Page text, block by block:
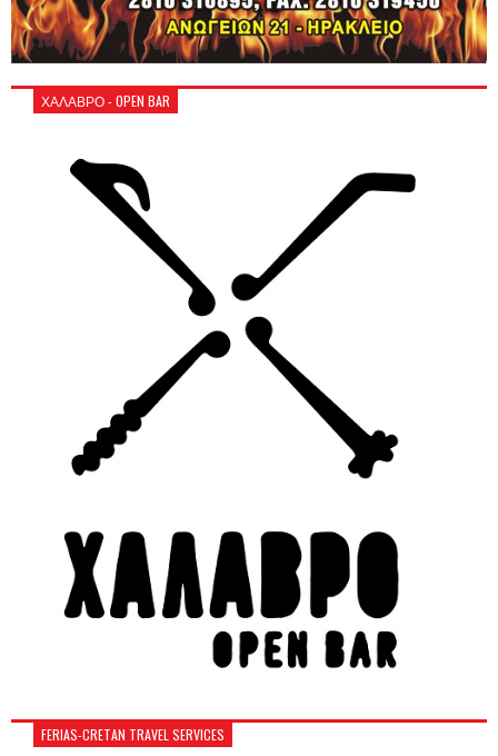
ΧΑΛΑΒΡΟ - OPEN BAR
FERIAS-CRETAN TRAVEL SERVICES